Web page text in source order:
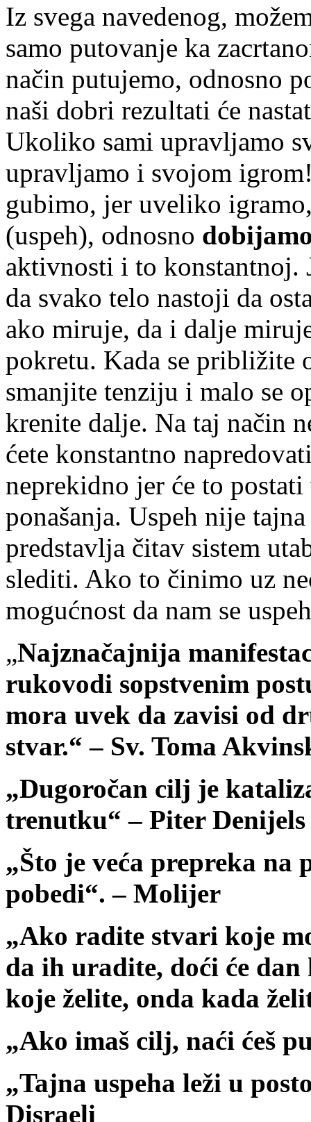
Iz svega navedenog,
samo putovanje ka
način putujemo, odnosno
naši dobri rezultati će
Ukoliko sami upravljamo
upravljamo i svojom
gubimo, jer uveliko
(uspeh), odnosno
aktivnosti i to konstantnoj.
da svako telo nastoji da
ako miruje, da i dalje
pokretu. Kada se približite
smanjite tenziju i malo se
krenite dalje. Na taj način
ćete konstantno
neprekidno jer će to
ponašanja. Uspeh nije
predstavlja čitav sistem
slediti. Ako to činimo uz
mogućnost da nam se
„Najznačajnija
rukovodi sopstvenim
mora uvek da zavisi od
stvar.“ – Sv. Toma
„Dugoročan cilj je
trenutku“ – Piter Denijels
„Što je veća prepreka na
pobedi“. – Molijer
„Ako radite stvari koje
da ih uradite, doći će
koje želite, onda kada
„Ako imaš cilj, naći ćeš
„Tajna uspeha leži u
Disraeli